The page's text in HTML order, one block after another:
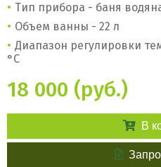
Тип прибора - баня
Объем ванны - 22 л
Диапазон регулировки
°С
18 000 (руб.)
В